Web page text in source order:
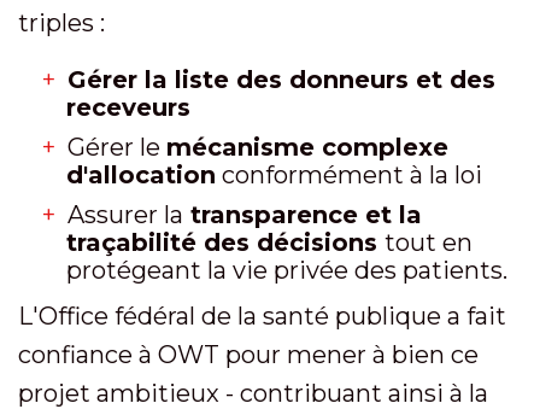
triples :
Gérer la liste des donneurs et des
receveurs
Gérer le mécanisme complexe
d'allocation conformément à la loi
Assurer la transparence et la
traçabilité des décisions tout en
protégeant la vie privée des patients.
L'Office fédéral de la santé publique a fait
confiance à OWT pour mener à bien ce
projet ambitieux - contribuant ainsi à la